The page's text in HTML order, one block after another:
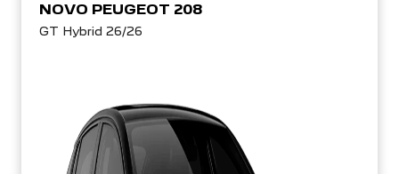
NOVO PEUGEOT 208
GT Hybrid 26/26